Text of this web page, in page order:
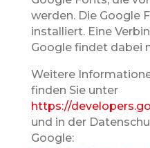
werden. Die Google
installiert. Eine
Google findet dabei
Weitere
finden Sie unter
https://
und in der
Google: